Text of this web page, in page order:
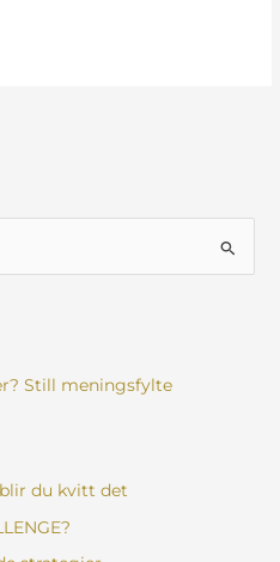
Still meningsfylte
du kvitt det